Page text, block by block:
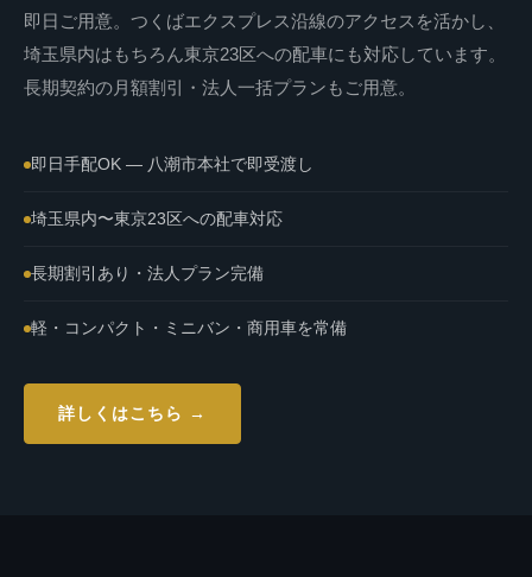
即日ご用意。つくばエクスプレス沿線のアクセスを活かし、
埼玉県内はもちろん東京23区への配車にも対応しています。
長期契約の月額割引・法人一括プランもご用意。
即日手配OK — 八潮市本社で即受渡し
埼玉県内〜東京23区への配車対応
長期割引あり・法人プラン完備
軽・コンパクト・ミニバン・商用車を常備
詳しくはこちら →